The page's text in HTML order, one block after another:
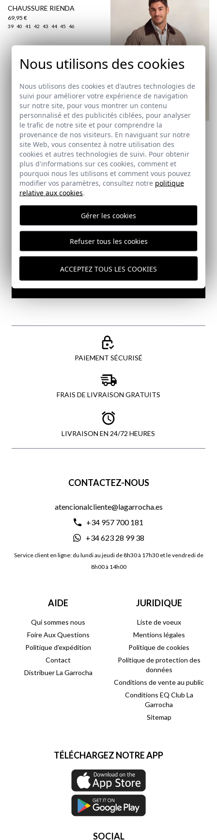
Politique d'expédition ici
ici
CHAUSSURE RIENDA
69,95 €
39 40 41 42 43 44 45 46
VESTE KENT | GREIGE
39,95 € / 64,95 €
XS
Abonnez-vous à notre Newsletter
J'ai lu et j'accepte votre politique de protection des
données
ENVOYER
PAIEMENT SÉCURISÉ
FRAIS DE LIVRAISON GRATUITS
LIVRAISON EN 24/72 HEURES
CONTACTEZ-NOUS
atencionalcliente@lagarrocha.es
+34 957 700 181
+34 623 28 99 38
Service client en ligne: du lundi au jeudi de 8h30 à 17h30 et le vendredi de
8h00 à 14h00
AIDE
Qui sommes nous
Foire Aux Questions
Politique d'expédition
Contact
Distribuer La Garrocha
JURIDIQUE
Liste de voeux
Mentions légales
Politique de cookies
Politique de protection des
données
Conditions de vente au public
Conditions EQ Club La
Garrocha
Sitemap
TÉLÉCHARGEZ NOTRE APP
SOCIAL
Nous utilisons des cookies
Nous utilisons des cookies et d'autres technologies de
suivi pour améliorer votre expérience de navigation
sur notre site, pour vous montrer un contenu
personnalisé et des publicités ciblées, pour analyser
le trafic de notre site et pour comprendre la
provenance de nos visiteurs. En naviguant sur notre
site Web, vous consentez à notre utilisation des
cookies et autres technologies de suivi. Pour obtenir
plus d'informations sur ces cookies, comment et
pourquoi nous les utilisons et comment vous pouvez
modifier vos paramètres, consultez notre politique
relative aux cookies.
Gérer les cookies
Refuser tous les cookies
ACCEPTEZ TOUS LES COOKIES